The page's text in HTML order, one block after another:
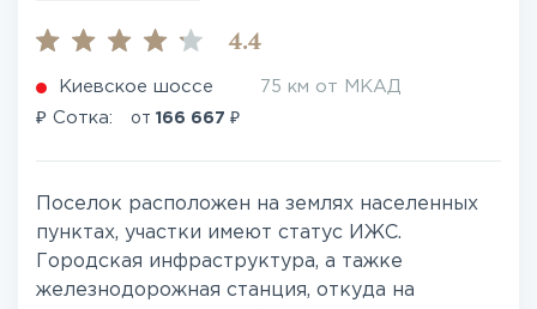
4.4
Киевское шоссе 75 км от МКАД
₽ Сотка: от 166 667 ₽
Поселок расположен на землях населенных
пунктах, участки имеют статус ИЖС.
Городская инфраструктура, а тажке
железнодорожная станция, откуда на